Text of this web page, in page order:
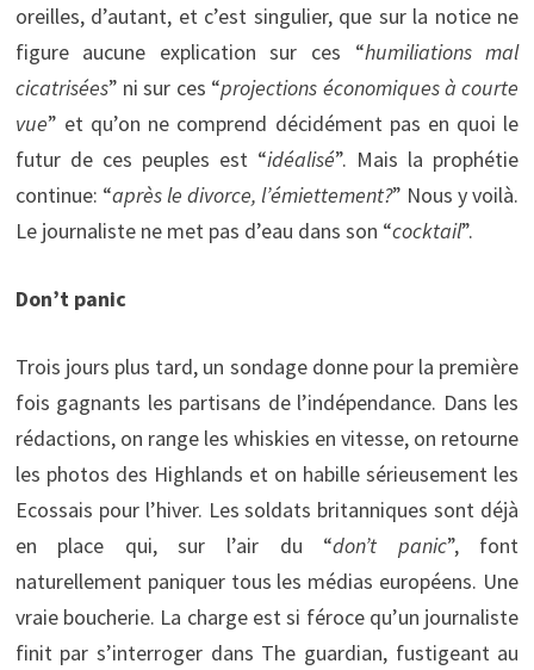
oreilles, d’autant, et c’est singulier, que sur la notice ne
figure aucune explication sur ces “humiliations mal
cicatrisées” ni sur ces “projections économiques à courte
vue” et qu’on ne comprend décidément pas en quoi le
futur de ces peuples est “idéalisé”. Mais la prophétie
continue: “après le divorce, l’émiettement?” Nous y voilà.
Le journaliste ne met pas d’eau dans son “cocktail”.
Don’t panic
Trois jours plus tard, un sondage donne pour la première
fois gagnants les partisans de l’indépendance. Dans les
rédactions, on range les whiskies en vitesse, on retourne
les photos des Highlands et on habille sérieusement les
Ecossais pour l’hiver. Les soldats britanniques sont déjà
en place qui, sur l’air du “don’t panic”, font
naturellement paniquer tous les médias européens. Une
vraie boucherie. La charge est si féroce qu’un journaliste
finit par s’interroger dans The guardian, fustigeant au